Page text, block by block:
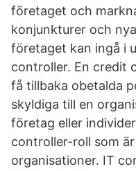
företaget och
konjunkturer och
företaget kan ingå i
controller. En credit
få tillbaka obetalda
skyldiga till en
företag eller
controller-roll som
organisationer. IT